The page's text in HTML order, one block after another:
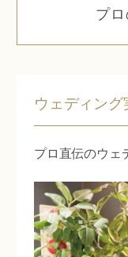
プ
ウェディング
プロ直伝のウェ